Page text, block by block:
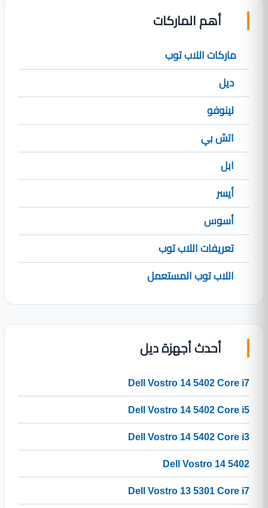
أهم الماركات
ماركات اللاب توب
ديل
لينوفو
اتش بي
ابل
أيسر
أسوس
تعريفات اللاب توب
اللاب توب المستعمل
أحدث أجهزة ديل
Dell Vostro 14 5402 Core i7
Dell Vostro 14 5402 Core i5
Dell Vostro 14 5402 Core i3
Dell Vostro 14 5402
Dell Vostro 13 5301 Core i7